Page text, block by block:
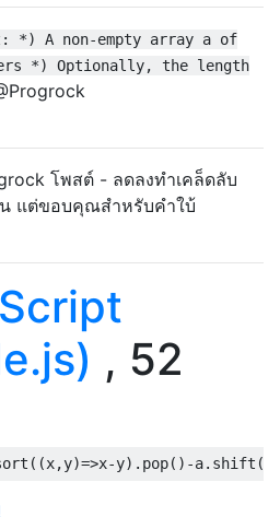
*) A non-empty array a of
*) Optionally, the length
โพสต์ - ลดลงทำเคล็ดลับ
น แต่ขอบคุณสำหรับคำใบ้
, 52
((x,y)=>x-y). pop()-a. shift